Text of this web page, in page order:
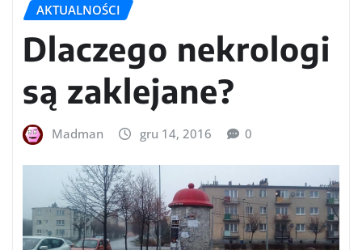
AKTUALNOŚCI
Dlaczego nekrologi
są zaklejane?
Madman gru 14, 2016 0